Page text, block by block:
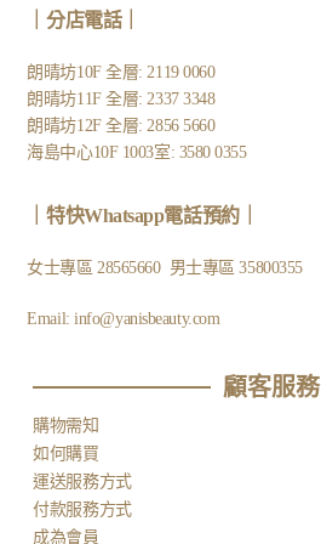
分店電話｜
朗晴坊10F 全層: 2119 0060
朗晴坊11F 全層: 2337 3348
朗晴坊12F 全層: 2856 5660
海島中心10F 1003室: 3580 0355
特快Whatsapp電話預約｜
女士專區28565660 男士專區35800355
Email:info@yanisbeauty.com
顧客服務​
購物需知
如何購買
運送服務方式
付款服務方式
成為會員